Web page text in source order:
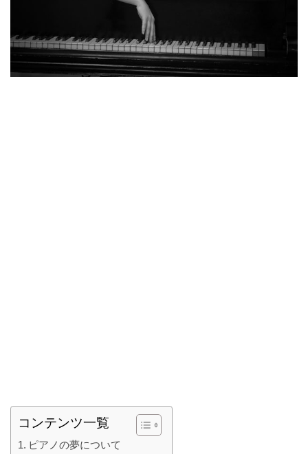
コンテンツ一覧
ピアノの夢について